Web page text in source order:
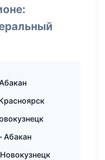
Абакан